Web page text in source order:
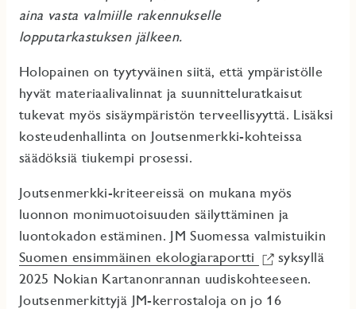
aina vasta valmiille rakennukselle
lopputarkastuksen jälkeen.
Holopainen on tyytyväinen siitä, että ympäristölle
hyvät materiaalivalinnat ja suunnitteluratkaisut
tukevat myös sisäympäristön terveellisyyttä. Lisäksi
kosteudenhallinta on Joutsenmerkki-kohteissa
säädöksiä tiukempi prosessi.
Joutsenmerkki-kriteereissä on mukana myös
luonnon monimuotoisuuden säilyttäminen ja
luontokadon estäminen. JM Suomessa valmistuikin
Suomen ensimmäinen ekologiaraportti
syksyllä
2025 Nokian Kartanonrannan uudiskohteeseen.
Joutsenmerkittyjä JM-kerrostaloja on jo 16